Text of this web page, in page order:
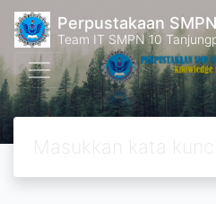
Perpustakaan
Team IT SMPN 10